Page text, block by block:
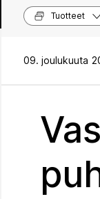
Tuotteet
09. joulukuuta